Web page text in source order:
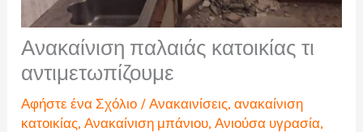
Ανακαίνιση παλαιάς κατοικίας τι
αντιμετωπίζουμε
Αφήστε ένα Σχόλιο /Ανακαινίσεις,ανακαίνιση
κατοικίας,Ανακαίνιση μπάνιου,Ανιούσα υγρασία,